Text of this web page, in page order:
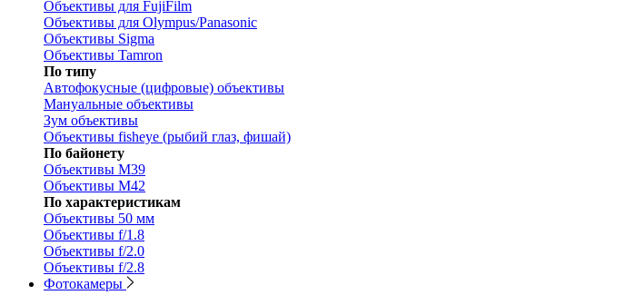
Объективы для FujiFilm
Объективы для Olympus/Panasonic
Объективы Sigma
Объективы Tamron
По типу
Автофокусные (цифровые) объективы
Мануальные объективы
Зум объективы
Объективы fisheye (рыбий глаз, фишай)
По байонету
Объективы M39
Объективы M42
По характеристикам
Объективы 50 мм
Объективы f/1.8
Объективы f/2.0
Объективы f/2.8
Фотокамеры